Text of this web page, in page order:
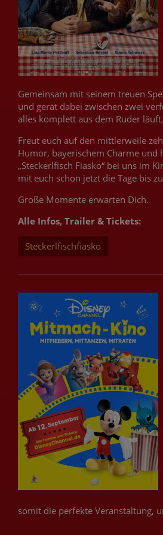
Gemeinsam mit seinem treuen
und gerät dabei zwischen zwei
alles komplett aus dem Ruder
Freut euch auf den mittlerweile
Humor, bayerischem Charme
„Steckerlfisch Fiasko“ bei uns im
mit euch schon jetzt die Tage bis
Große Momente erwarten Dich.
Alle Infos, Trailer & Tickets:
Steckerlfischfiasko
somit die perfekte Veranstaltung,